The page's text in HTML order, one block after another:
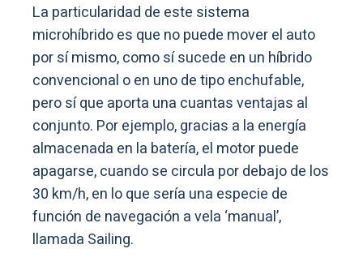
La particularidad de este sistema
microhíbrido es que no puede mover el auto
por sí mismo, como sí sucede en un híbrido
convencional o en uno de tipo enchufable,
pero sí que aporta una cuantas ventajas al
conjunto. Por ejemplo, gracias a la energía
almacenada en la batería, el motor puede
apagarse, cuando se circula por debajo de los
30 km/h, en lo que sería una especie de
función de navegación a vela ‘manual’,
llamada Sailing.